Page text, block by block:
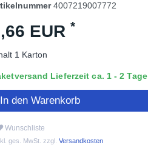
4007219007772
EUR *
1 Karton
Lieferzeit ca. 1 - 2 Tage
In den Warenkorb
Wunschliste
ges. MwSt. zzgl. Versandkosten